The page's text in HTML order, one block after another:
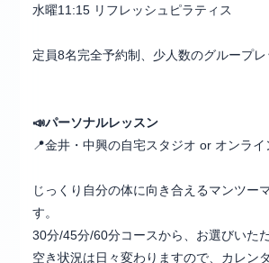
水曜11:15 リフレッシュピラティス
定員8名完全予約制、少人数のグループレ
📣パーソナルレッスン
📍金井・中興の自宅スタジオ or オンライ
じっくり自分の体に向き合えるマンツー
す。
30分/45分/60分コースから、お選びいただ
空き状況は日々変わりますので、カレン